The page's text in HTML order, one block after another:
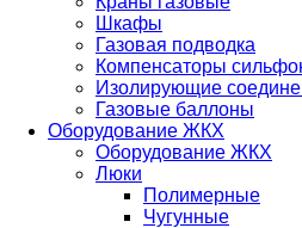
Шкафы
Газовая подводка
Компенсаторы
Изолирующие
Газовые баллоны
Оборудование ЖКХ
Оборудование ЖКХ
Люки
Полимерные
Чугунные